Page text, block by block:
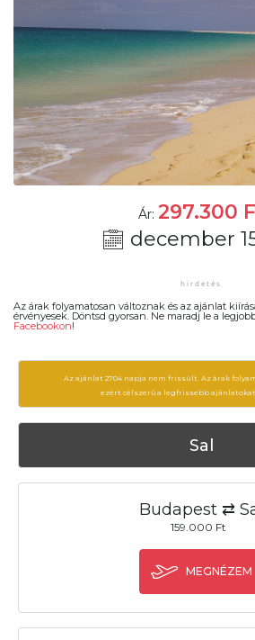
Ár: 297.300
december
Az árak folyamatosan változnak és az ajánlat
érvényesek. Döntsd gyorsan. Ne maradj le a
Facebookon!
Az ajánlat 2704 napja nem frissült. Az árak
ezért célszerű a legfrissebb ajánlatokat
Sal
Budapest ⇄
159.000 Ft
MEGNÉZEM